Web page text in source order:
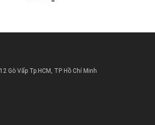
Gò Vấp Tp.HCM, TP Hồ Chí Minh